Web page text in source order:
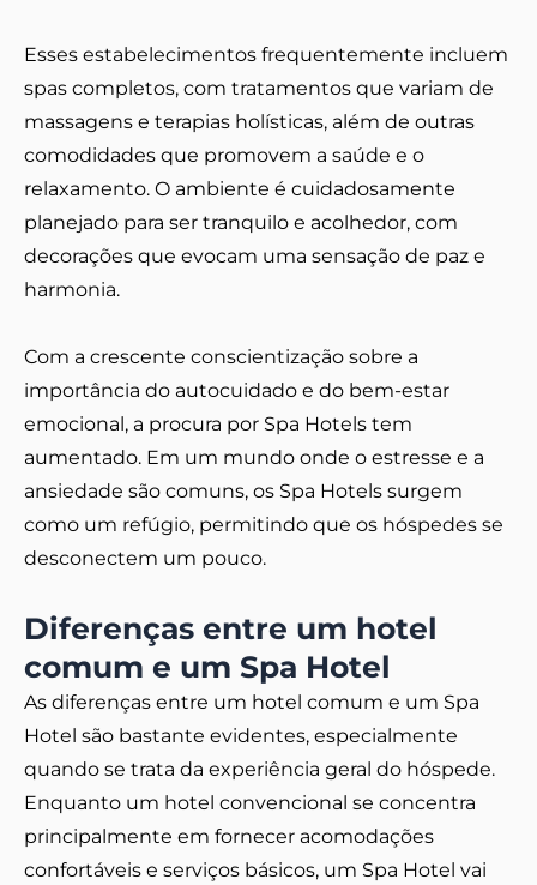
Esses estabelecimentos frequentemente incluem
spas completos, com tratamentos que variam de
massagens e terapias holísticas, além de outras
comodidades que promovem a saúde e o
relaxamento. O ambiente é cuidadosamente
planejado para ser tranquilo e acolhedor, com
decorações que evocam uma sensação de paz e
harmonia.
Com a crescente conscientização sobre a
importância do autocuidado e do bem-estar
emocional, a procura por Spa Hotels tem
aumentado. Em um mundo onde o estresse e a
ansiedade são comuns, os Spa Hotels surgem
como um refúgio, permitindo que os hóspedes se
desconectem um pouco.
Diferenças entre um hotel
comum e um Spa Hotel
As diferenças entre um hotel comum e um Spa
Hotel são bastante evidentes, especialmente
quando se trata da experiência geral do hóspede.
Enquanto um hotel convencional se concentra
principalmente em fornecer acomodações
confortáveis e serviços básicos, um Spa Hotel vai